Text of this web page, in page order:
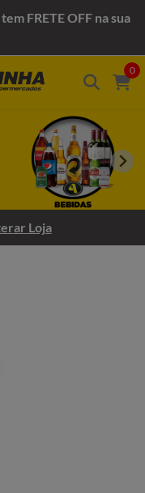
FRETE OFF na sua
0
Loja